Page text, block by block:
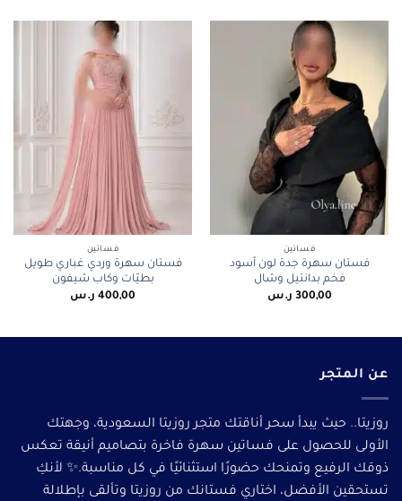
فساتين
فستان سهرة جدة لون أسود
فخم بدانتيل وشال
300,00 ر.س
فساتين
فستان سهرة وردي غباري طويل
بطيّات وكاب شيفون
400,00 ر.س
عن المتجر
روزيتا.. حيث يبدأ سحر أناقتك متجر روزيتا السعودية، وجهتك
الأولى للحصول على فساتين سهرة فاخرة بتصاميم أنيقة تعكس
ذوقك الرفيع وتمنحك حضورًا استثنائيًا في كل مناسبة.✨ لأنكِ
تستحقين الأفضل، اختاري فستانك من روزيتا وتألقى بإطلالة